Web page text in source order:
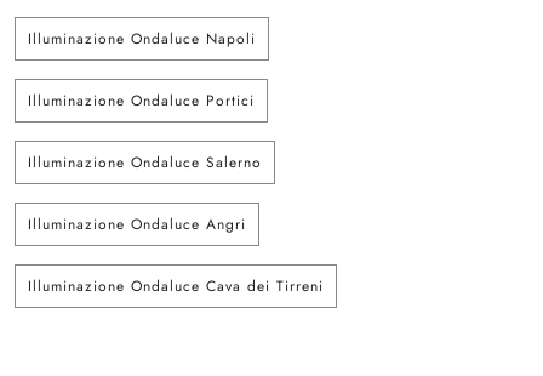
Illuminazione Ondaluce Napoli
Illuminazione Ondaluce Portici
Illuminazione Ondaluce Salerno
Illuminazione Ondaluce Angri
Illuminazione Ondaluce Cava dei Tirreni